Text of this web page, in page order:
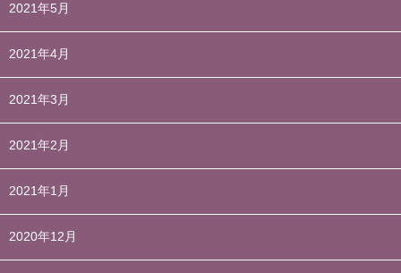
2021年5月
2021年4月
2021年3月
2021年2月
2021年1月
2020年12月